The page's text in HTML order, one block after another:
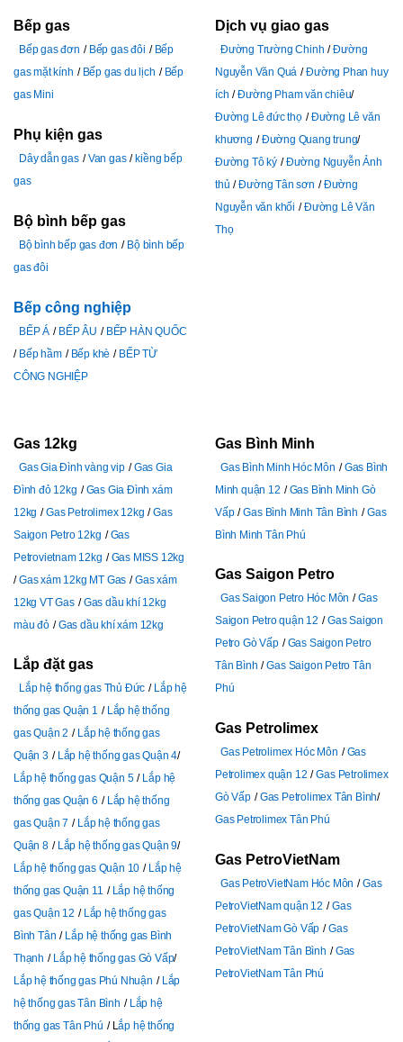
Bếp gas
Bếp gas đơn Bếp gas đôi
Bếp
gas mặt kính
Bếp gas du lịch
Bếp
gas Mini
Phụ kiện gas
Dây dẫn gas Van gas
kiềng bếp
gas
Bộ bình bếp gas
Bộ bình bếp gas đơn
Bộ bình bếp
gas đôi
Bếp công nghiệp
BẾP Á BẾP ÂU
BẾP HÀN QUỐC
Bếp hầm
Bếp khè
BẾP TỪ
CÔNG NGHIỆP
Dịch vụ giao gas
Đường Trường Chinh
Đường
Nguyễn Văn Quá
Đường Phan huy
ích
Đường Pham văn chiêu
Đường Lê đức thọ
Đường Lê văn
khương
Đường Quang trung
Đường Tô ký
Đường Nguyễn Ảnh
thủ
Đường Tân sơn
Đường
Nguyễn văn khối
Đường Lê Văn
Thọ
Gas 12kg
Gas Gia Đình vàng vip
Gas Gia
Đình đỏ 12kg
Gas Gia Đình xám
12kg
Gas Petrolimex 12kg
Gas
Saigon Petro 12kg
Gas
Petrovietnam 12kg
Gas MISS 12kg
Gas xám 12kg MT Gas
Gas xám
12kg VT Gas
Gas dầu khí 12kg
màu đỏ
Gas dầu khí xám 12kg
Lắp đặt gas
Lắp hệ thống gas Thủ Đức
Lắp hệ
thống gas Quận 1
Lắp hệ thống
gas Quận 2
Lắp hệ thống gas
Quận 3
Lắp hệ thống gas Quận 4
Lắp hệ thống gas Quận 5
Lắp hệ
thống gas Quận 6
Lắp hệ thống
gas Quận 7
Lắp hệ thống gas
Quận 8
Lắp hệ thống gas Quận 9
Lắp hệ thống gas Quận 10
Lắp hệ
thống gas Quận 11
Lắp hệ thống
gas Quận 12
Lắp hệ thống gas
Bình Tân
Lắp hệ thống gas Bình
Thạnh
Lắp hệ thống gas Gò Vấp
Lắp hệ thống gas Phú Nhuận
Lắp
hệ thống gas Tân Bình
Lắp hệ
thống gas Tân Phú
Lắp hệ thống
Gas Bình Minh
Gas Bình Minh Hóc Môn
Gas Bình
Minh quận 12
Gas Bình Minh Gò
Vấp
Gas Bình Minh Tân Bình
Gas
Bình Minh Tân Phú
Gas Saigon Petro
Gas Saigon Petro Hóc Môn
Gas
Saigon Petro quận 12
Gas Saigon
Petro Gò Vấp
Gas Saigon Petro
Tân Bình
Gas Saigon Petro Tân
Phú
Gas Petrolimex
Gas Petrolimex Hóc Môn
Gas
Petrolimex quận 12
Gas Petrolimex
Gò Vấp
Gas Petrolimex Tân Bình
Gas Petrolimex Tân Phú
Gas PetroVietNam
Gas PetroVietNam Hóc Môn
Gas
PetroVietNam quận 12
Gas
PetroVietNam Gò Vấp
Gas
PetroVietNam Tân Bình
Gas
PetroVietNam Tân Phú